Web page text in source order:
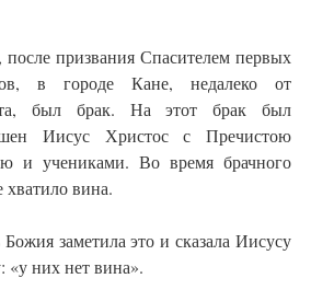
после призвания Спасителем первых
в городе Кане, недалеко от
был брак. На этот брак был
Иисус Христос с Пречистою
и учениками. Во время брачного
хватило вина.
заметила это и сказала Иисусу
«у них нет вина».